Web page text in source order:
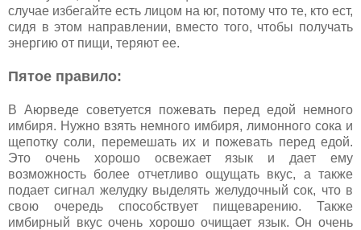
случае избегайте есть лицом на юг, потому что те, кто ест,
сидя в этом направлении, вместо того, чтобы получать
энергию от пищи, теряют ее.
Пятое правило:
В Аюрведе советуется пожевать перед едой немного
имбиря. Нужно взять немного имбиря, лимонного сока и
щепотку соли, перемешать их и пожевать перед едой.
Это очень хорошо освежает язык и дает ему
возможность более отчетливо ощущать вкус, а также
подает сигнал желудку выделять желудочный сок, что в
свою очередь способствует пищеварению. Также
имбирный вкус очень хорошо очищает язык. Он очень